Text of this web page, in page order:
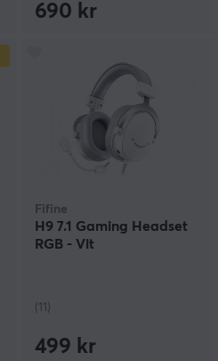
690 kr
Fifine
H9 7.1 Gaming Headset
RGB - Vit
(11)
499 kr